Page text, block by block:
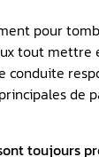
pour
tout
de
toujours